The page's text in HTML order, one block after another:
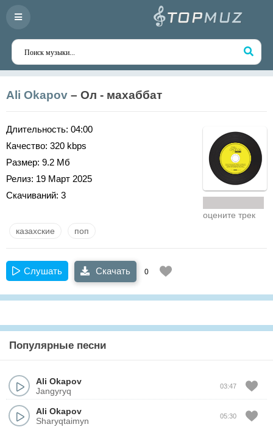
Ali Okapov – Ол - махаббат
Длительность: 04:00
Качество: 320 kbps
Размер: 9.2 Мб
Релиз: 19 Март 2025
Скачиваний: 3
оцените трек
казахские поп
Слушать Скачать 0
Популярные песни
Ali Okapov
Jangyryq
03:47
Ali Okapov
Sharyqtaimyn
05:30